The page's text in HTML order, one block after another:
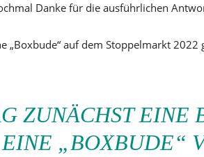
Danke für die ausführlichen
„Boxbude“ auf dem Stoppelmarkt
ZUNÄCHST EINE
„BOXBUDE“